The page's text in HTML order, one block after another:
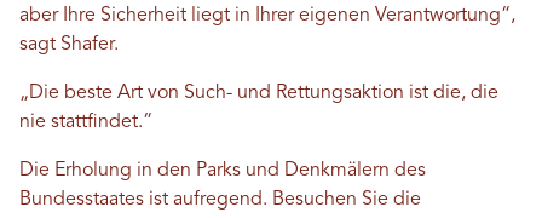
aber Ihre Sicherheit liegt in Ihrer eigenen Verantwortung“,
sagt Shafer.
„Die beste Art von Such- und Rettungsaktion ist die, die
nie stattfindet.“
Die Erholung in den Parks und Denkmälern des
Bundesstaates ist aufregend. Besuchen Sie die